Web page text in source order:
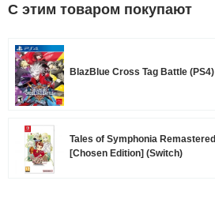
C этим товаром покупают
BlazBlue Cross Tag Battle (PS4)
Tales of Symphonia Remastered
[Chosen Edition] (Switch)